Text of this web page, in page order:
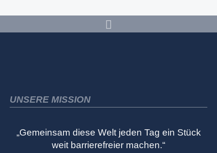
UNSERE MISSION
„Gemeinsam diese Welt jeden Tag ein Stück
weit barrierefreier machen.“